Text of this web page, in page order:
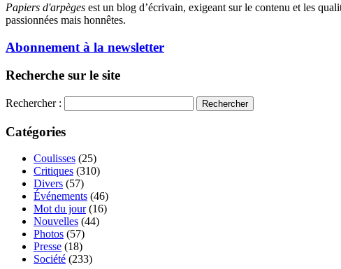
Papiers d'arpèges est un blog d’écrivain, exigeant sur le contenu et les
passionnées mais honnêtes.
Abonnement à la newsletter
Recherche sur le site
Rechercher :
Catégories
Coulisses (25)
Critiques (310)
Divers (57)
Événements (46)
Mot du jour(16)
Nouvelles (44)
Photos (57)
Presse (18)
Société (233)